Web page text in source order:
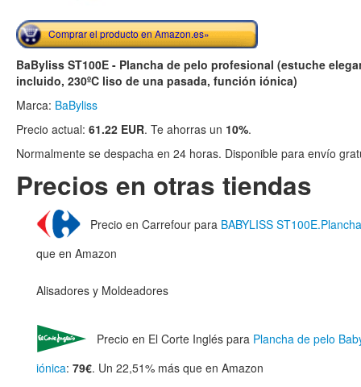
Comprar el producto en Amazon.es»
BaByliss ST100E - Plancha de pelo profesional (estuche
incluido, 230ºC liso de una pasada, función iónica)
Marca: BaByliss
Precio actual: 61.22 EUR. Te ahorras un 10%.
Normalmente se despacha en 24 horas. Disponible para envío
Precios en otras tiendas
Precio en Carrefour para BABYLISS
que en Amazon
Alisadores y Moldeadores
Precio en El Corte Inglés para Plancha de pelo
iónica: 79€. Un 22,51% más que en Amazon